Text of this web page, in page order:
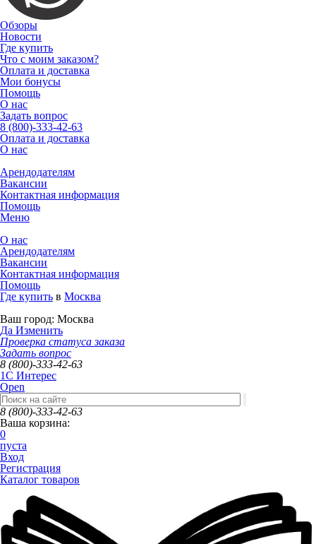
Обзоры
Новости
Где купить
Что с моим заказом?
Оплата и доставка
Мои бонусы
Помощь
О нас
Задать вопрос
8 (800)-333-42-63
Оплата и доставка
О нас
Арендодателям
Вакансии
Контактная информация
Помощь
Меню
О нас
Арендодателям
Вакансии
Контактная информация
Помощь
Где купить в Москва
Ваш город: Москва
Да Изменить
Проверка статуса заказа
Задать вопрос
8 (800)-333-42-63
1C Интерес
Open
8 (800)-333-42-63
Ваша корзина:
0
пуста
Вход
Регистрация
Каталог товаров